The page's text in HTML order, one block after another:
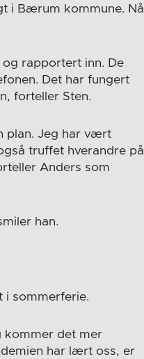
i Bærum kommune. Nå
rapportert inn. De
Det har fungert
forteller Sten.
plan. Jeg har vært
truffet hverandre på
Anders som
han.
i sommerferie.
kommer det mer
har lært oss, er